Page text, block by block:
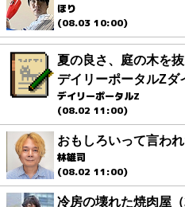
ほり
(08.03 10:00)
夏の良さ、庭の木を
デイリーポータルZダ
デイリーポータルZ
(08.02 11:00)
おもしろいって言わ
林雄司
(08.02 11:00)
冷房の壊れた焼肉屋